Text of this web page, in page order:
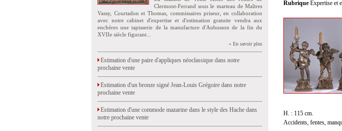
Clermont-Ferrand sous le marteau de Maîtres
Vassy, Courtadon et Thomas, commissaires priseur, en collaboration
avec notre cabinet d'expertise et d'estimation gratuite vendra aux
enchères une tapisserie de la manufacture d'Aubusson de la fin du
XVIIe siècle figurant...
» En savoir plus
Estimation d'une paire d'appliques néoclassique dans notre
prochaine vente
Estimation d'un bronze signé Jean-Louis Grégoire dans notre
prochaine vente
Estimation d'une commode mazarine dans le style des Hache dans
notre prochaine vente
Rubrique Expertise et
H. : 115 cm.
Accidents, fentes,